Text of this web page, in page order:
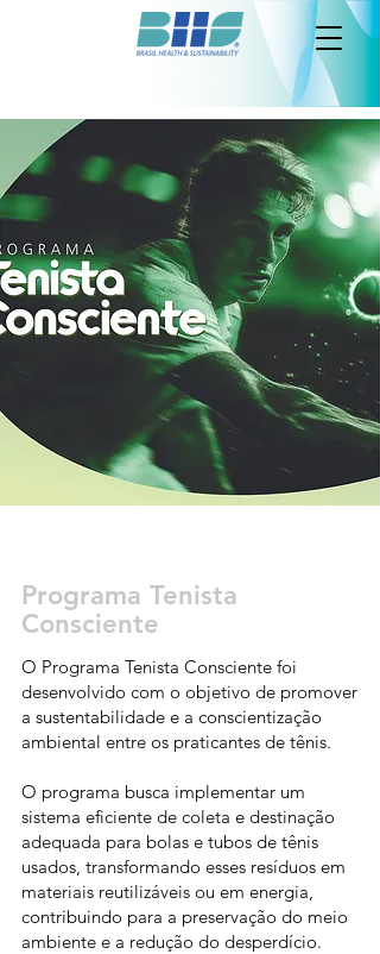
Programa Tenista
Consciente
O Programa Tenista Consciente foi
desenvolvido com o objetivo de promover
a sustentabilidade e a conscientização
ambiental entre os praticantes de tênis.
O programa busca implementar um
sistema eficiente de coleta e destinação
adequada para bolas e tubos de tênis
usados, transformando esses resíduos em
materiais reutilizáveis ou em energia,
contribuindo para a preservação do meio
ambiente e a redução do desperdício.